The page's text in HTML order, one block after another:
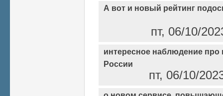
А вот и новый рейтинг
пт, 06/10/
интересное наблюдение про
России
пт, 06/10/